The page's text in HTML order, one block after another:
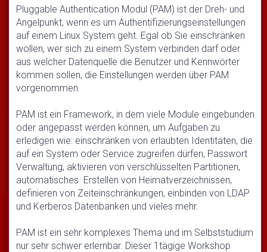
Pluggable Authentication Modul (PAM) ist der Dreh- und
Angelpunkt, wenn es um Authentifizierungseinstellungen
auf einem Linux System geht. Egal ob Sie einschränken
wollen, wer sich zu einem System verbinden darf oder
aus welcher Datenquelle die Benutzer und Kennwörter
kommen sollen, die Einstellungen werden über PAM
vorgenommen.
PAM ist ein Framework, in dem viele Module eingebunden
oder angepasst werden können, um Aufgaben zu
erledigen wie: einschränken von erlaubten Identitäten, die
auf ein System oder Service zugreifen dürfen, Passwort
Verwaltung, aktivieren von verschlüsselten Partitionen,
automatisches Erstellen von Heimatverzeichnissen,
definieren von Zeiteinschränkungen, einbinden von LDAP
und Kerberos Datenbanken und vieles mehr.
PAM ist ein sehr komplexes Thema und im Selbststudium
nur sehr schwer erlernbar. Dieser 1tägige Workshop